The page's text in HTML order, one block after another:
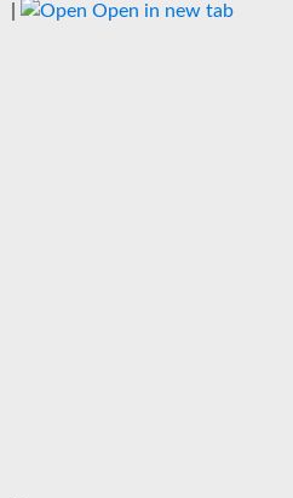
Open in new tab